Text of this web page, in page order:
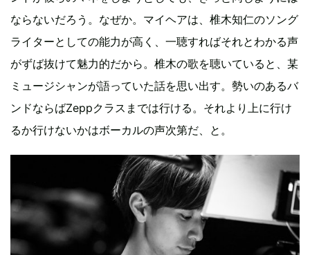
ならないだろう。なぜか。マイヘアは、椎木知仁のソング
ライターとしての能力が高く、一聴すればそれとわかる声
がずば抜けて魅力的だから。椎木の歌を聴いていると、某
ミュージシャンが語っていた話を思い出す。勢いのあるバ
ンドならばZeppクラスまでは行ける。それより上に行け
るか行けないかはボーカルの声次第だ、と。